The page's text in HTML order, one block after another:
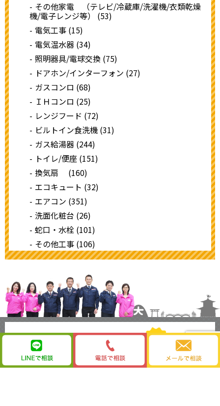
その他家電 （テレビ/冷蔵庫/洗濯機/衣類乾燥
機/電子レンジ等） (53)
電気工事 (15)
電気温水器 (34)
照明器具/電球交換 (75)
ドアホン/インターフォン (27)
ガスコンロ (68)
ＩＨコンロ (25)
レンジフード (72)
ビルトイン食洗機 (31)
ガス給湯器 (244)
トイレ/便座 (151)
換気扇 (160)
エコキュート (32)
エアコン (351)
洗面化粧台 (26)
蛇口・水栓 (101)
その他工事 (106)
近くが安心､京都市北区の電気屋さんのリフォーム